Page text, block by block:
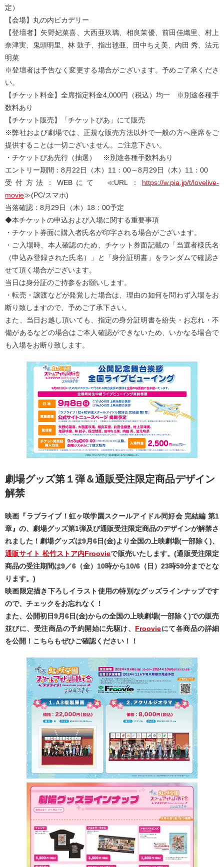
定）
【会場】丸の内ピカデリー
【登壇者】矢野妃菜喜、大西亜玖璃、相良茉優、前田佳織里、村上
奈津実、鬼頭明里、林 鼓子、指出毬亜、田中ちえ美、内田 秀、法元
明菜
※登壇者は予告なく変更する場合がございます。予めご了承くださ
い。
【チケット料金】全席指定料金4,000円（税込）均一 ※別途各種手
数料あり
【チケット販売】「チケットぴあ」にて販売
※弊社および劇場では、正規な販売方法以外で一般の方へ座席をご
提供することは一切ございません。ご注意下さい。
・チケットぴあ先行（抽選） ※別途各種手数料あり
エントリー期間：8月22日（木）11：00～8月29日（木）11：00
受付方法：WEBにて ≪URL： https://w.pia.jp/t/lovelive-
movie≫(PC/スマホ)
当落確認：8月29日（木）18：00予定
◆本チケットの申込および入場に関する重要事項
・チケット券面に購入者氏名が印字される場合がございます。
・ご入場時、本人確認のため、チケット券面記載の「当選者様氏名
（申込み登録された氏名）」と「身分証明書」をランダムで確認さ
せて頂く場合がございます。
当日は身分証のご持参をお願いします。
・転売・譲渡などが発覚した場合は、理由の如何を問わず入場をお
断り致しますので、予めご了承下さい。
また、当日お越し頂いても、指定の身分証明書を紛失・お忘れ・不
備があるなどの場合はご本人確認ができないため、いかなる場合で
も入場をお断り致します。
劇場グッズ第１弾＆通販受注限定商品デザイン
解禁
映画『ラブライブ！虹ヶ咲学園スクールアイドル同好会 完結編 第1
章』の、劇場グッズ第1弾及び通販受注限定商品のデザインが解禁さ
れました！劇場グッズは9月6日(金)より全国の上映劇場(一部除く)、
通販サイト 松竹ストア内Froovieで販売いたします。(通販受注限定
商品の受注期間は9／6（金）10時から10/6（日）23時59分までとな
ります。)
映画限定描き下ろしイラスト使用の特別なグッズラインナップです
ので、チェックをお忘れなく！
また、公開初日9月6日(金)からの全国の上映劇場(一部除く)での販売
並びに、受注商品の予約開始に先駆け、 Froovieにて各商品の詳細
を公開！こちらもぜひご確認ください！！